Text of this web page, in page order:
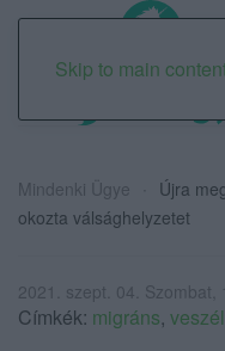
Skip to main
Mindenki Ügye
Újra
okozta válsághelyzetet
2021. szept. 04.
Címkék: migráns,